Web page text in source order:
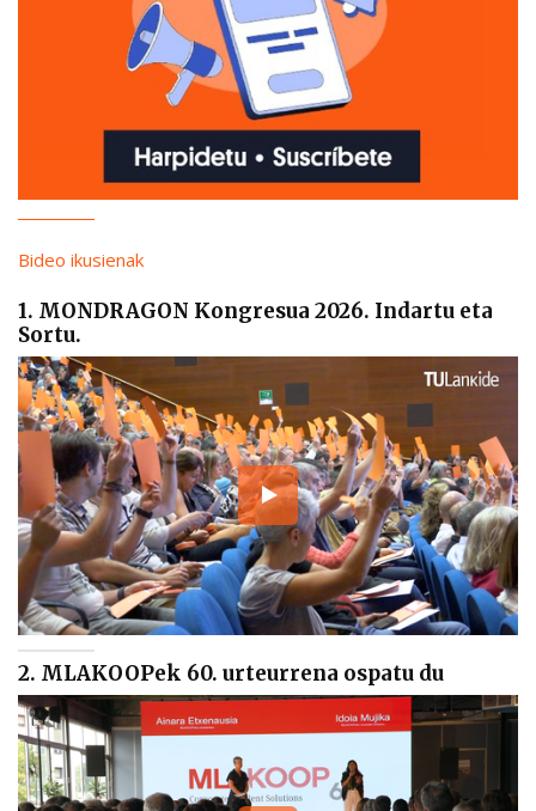
Bideo ikusienak
1. MONDRAGON Kongresua 2026. Indartu eta
Sortu.
2. MLAKOOPek 60. urteurrena ospatu du